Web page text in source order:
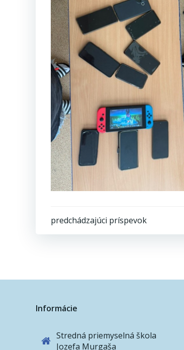
Post
predchádzajúci príspevok
Informácie
Stredná priemyselná škola
Jozefa Murgaša